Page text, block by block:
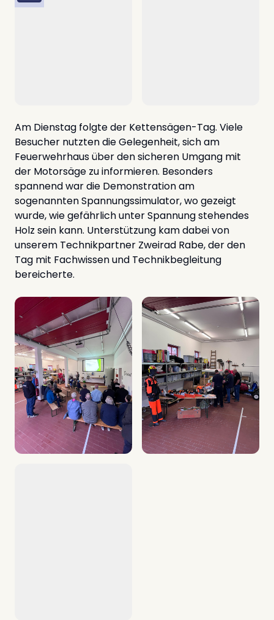
Am Dienstag folgte der Kettensägen-Tag. Viele
Besucher nutzten die Gelegenheit, sich am
Feuerwehrhaus über den sicheren Umgang mit
der Motorsäge zu informieren. Besonders
spannend war die Demonstration am
sogenannten Spannungssimulator, wo gezeigt
wurde, wie gefährlich unter Spannung stehendes
Holz sein kann. Unterstützung kam dabei von
unserem Technikpartner Zweirad Rabe, der den
Tag mit Fachwissen und Technikbegleitung
bereicherte.